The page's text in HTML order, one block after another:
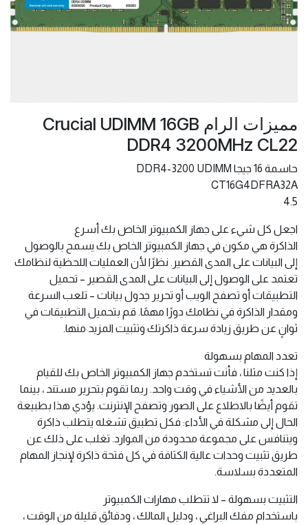
مميزات الرام Crucial UDIMM 16GB
DDR4 3200MHz CL22
حاسمة 16 جيجا DDR4-3200 UDIMM
CT16G4DFRA32A
4.5
اجعل كل شيء على جهاز الكمبيوتر الخاص بك أسرع
الذاكرة هي مكون في جهاز الكمبيوتر الخاص بك يسمح بالوصول
إلى البيانات على المدى القصير. نظرًا لأن العمليات اللحظية لنظامك
تعتمد على الوصول إلى البيانات على المدى القصير – تحميل
التطبيقات أو تصفح الويب أو تحرير جدول بيانات – تلعب السرعة
ومقدار الذاكرة في نظامك دورًا مهمًا. قم بتحميل التطبيقات في
ثوانٍ عن طريق زيادة سرعة ذاكرتك وتثبيت المزيد منها.
تعدد المهام بسهولة
إذا كنت مثلنا ، فأنت تستخدم جهاز الكمبيوتر الخاص بك للقيام
بالعديد من الأشياء في وقت واحد. ربما تقوم بتحرير مستند ، بينما
تقوم أيضًا بالاطلاع على الصور وتصفح الإنترنت. يؤدي هذا بطبيعة
الحال إلى مشكلة في الأداء: فكل تطبيق تشغله يتطلب ذاكرة
ويتنافس على مجموعة محدودة من الموارد. تغلب على ذلك عن
طريق تثبيت وحدات عالية الكثافة في كل فتحة ذاكرة لإنجاز المهام
المتعددة بسلاسة.
التثبيت بسهولة – لا تتطلب مهارات الكمبيوتر
باستخدام مفك البراغي ، ودليل المالك ، ودقائق قليلة من الوقت ،